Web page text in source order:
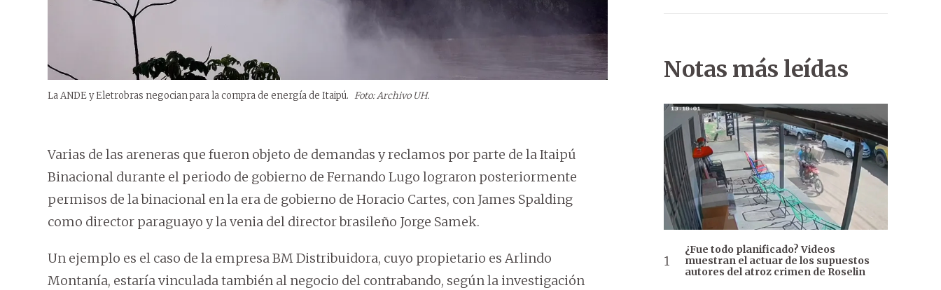
La ANDE y Eletrobras negocian para la compra de energía de Itaipú. Foto: Archivo UH.
Varias de las areneras que fueron objeto de demandas y reclamos por parte de la Itaipú
Binacional durante el periodo de gobierno de Fernando Lugo lograron posteriormente
permisos de la binacional en la era de gobierno de Horacio Cartes, con James Spalding
como director paraguayo y la venia del director brasileño Jorge Samek.
Un ejemplo es el caso de la empresa BM Distribuidora, cuyo propietario es Arlindo
Montanía, estaría vinculada también al negocio del contrabando, según la investigación
Notas más leídas
¿Fue todo planificado? Videos
muestran el actuar de los supuestos
autores del atroz crimen de Roselin